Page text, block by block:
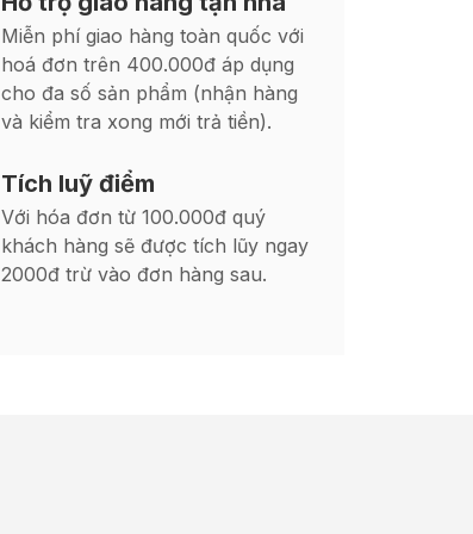
Miễn phí giao hàng toàn quốc với
hoá đơn trên 400.000đ áp dụng
cho đa số sản phẩm (nhận hàng
và kiểm tra xong mới trả tiền).
Tích luỹ điểm
Với hóa đơn từ 100.000đ quý
khách hàng sẽ được tích lũy ngay
2000đ trừ vào đơn hàng sau.